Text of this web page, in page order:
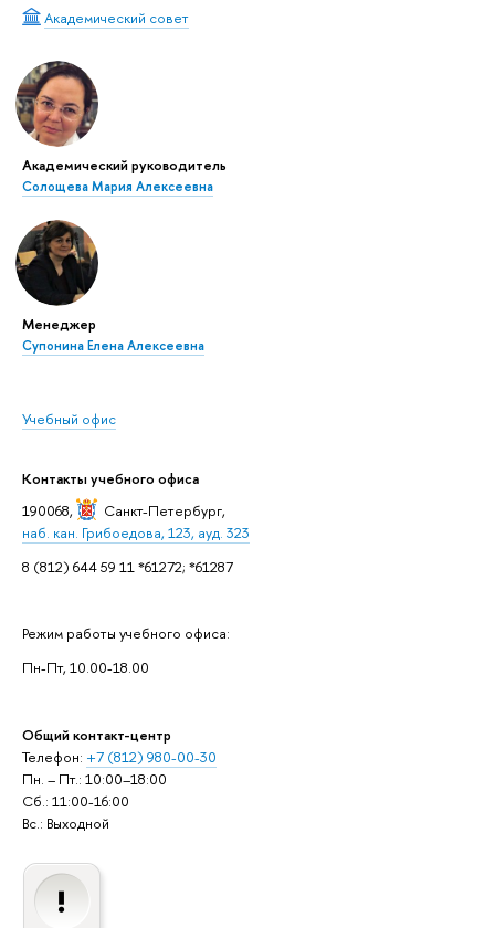
Академический совет
Академический руководитель
Солощева Мария Алексеевна
Менеджер
Супонина Елена Алексеевна
Учебный офис
Контакты учебного офиса
190068,
Санкт-Петербург,
наб. кан. Грибоедова, 123, ауд. 323
8 (812) 644 59 11 *61272; *61287
Режим работы учебного офиса:
Пн-Пт, 10.00-18.00
Общий контакт-центр
Телефон: +7 (812) 980-00-30
Пн. – Пт.: 10:00–18:00
Сб.: 11:00-16:00
Вс.: Выходной